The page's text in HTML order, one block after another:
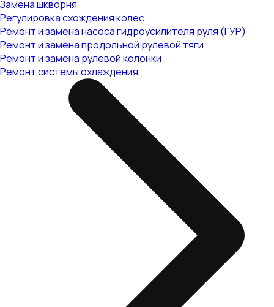
Замена шкворня
Регулировка схождения колес
Ремонт и замена насоса гидроусилителя руля (ГУР)
Ремонт и замена продольной рулевой тяги
Ремонт и замена рулевой колонки
Ремонт системы охлаждения